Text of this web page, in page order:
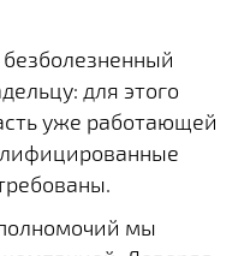
для этого
уже работающей
мы